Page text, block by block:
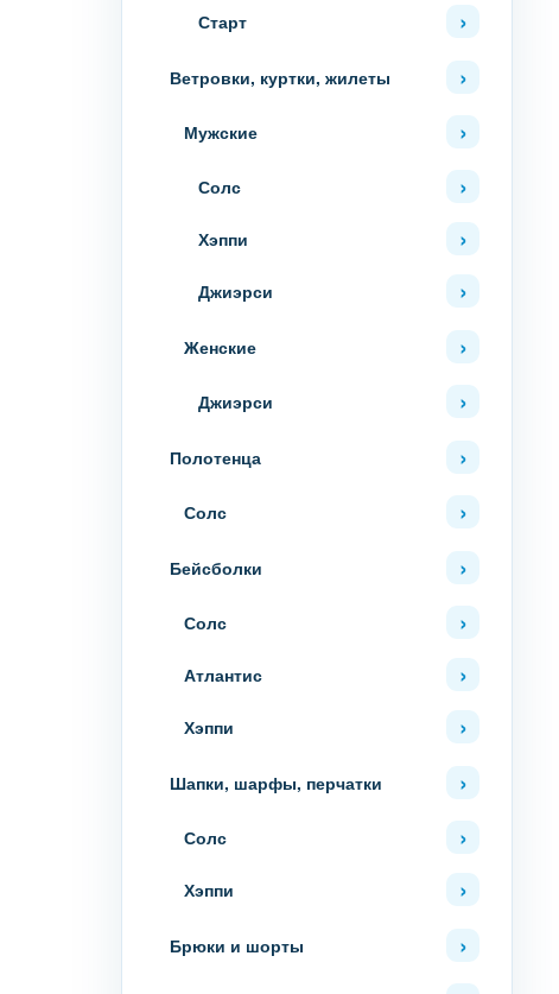
Старт
Ветровки, куртки, жилеты
Мужские
Солс
Хэппи
Джиэрси
Женские
Джиэрси
Полотенца
Солс
Бейсболки
Солс
Атлантис
Хэппи
Шапки, шарфы, перчатки
Солс
Хэппи
Брюки и шорты